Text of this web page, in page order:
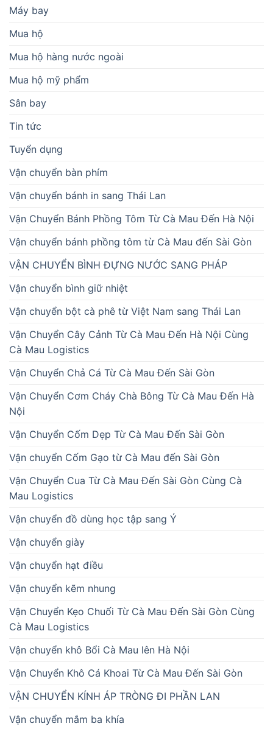
Máy bay
Mua hộ
Mua hộ hàng nước ngoài
Mua hộ mỹ phẩm
Sân bay
Tin tức
Tuyển dụng
Vận chuyển bàn phím
Vận chuyển bánh in sang Thái Lan
Vận Chuyển Bánh Phồng Tôm Từ Cà Mau Đến Hà Nội
Vận chuyển bánh phồng tôm từ Cà Mau đến Sài Gòn
VẬN CHUYỂN BÌNH ĐỰNG NƯỚC SANG PHÁP
Vận chuyển bình giữ nhiệt
Vận chuyển bột cà phê từ Việt Nam sang Thái Lan
Vận Chuyển Cây Cảnh Từ Cà Mau Đến Hà Nội Cùng
Cà Mau Logistics
Vận Chuyển Chả Cá Từ Cà Mau Đến Sài Gòn
Vận Chuyển Cơm Cháy Chà Bông Từ Cà Mau Đến Hà
Nội
Vận Chuyển Cốm Dẹp Từ Cà Mau Đến Sài Gòn
Vận chuyển Cốm Gạo từ Cà Mau đến Sài Gòn
Vận Chuyển Cua Từ Cà Mau Đến Sài Gòn Cùng Cà
Mau Logistics
Vận chuyển đồ dùng học tập sang Ý
Vận chuyển giày
Vận chuyển hạt điều
Vận chuyển kẽm nhung
Vận Chuyển Kẹo Chuối Từ Cà Mau Đến Sài Gòn Cùng
Cà Mau Logistics
Vận chuyển khô Bổi Cà Mau lên Hà Nội
Vận Chuyển Khô Cá Khoai Từ Cà Mau Đến Sài Gòn
VẬN CHUYỂN KÍNH ÁP TRÒNG ĐI PHẦN LAN
Vận chuyển mắm ba khía